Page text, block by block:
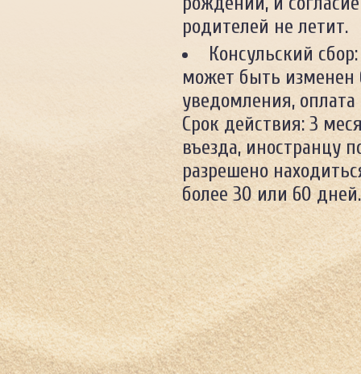
родителей не летит.
Консульский
может быть изменен
уведомления,
Срок действия: 3
въезда, иностранцу
разрешено
более 30 или 60 дней.